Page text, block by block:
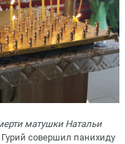
матушки Натальи
совершил панихиду